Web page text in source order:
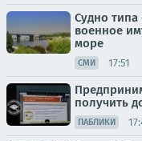
Судно типа
военное
море
СМИ 17:51
получить
ПАБЛИКИ